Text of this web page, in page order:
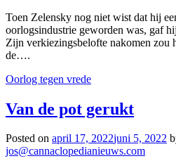
Toen Zelensky nog niet wist dat hij
oorlogsindustrie geworden was, gaf
Zijn verkiezingsbelofte nakomen zou
de….
Oorlog tegen vrede
Van de pot gerukt
Posted on april 17, 2022juni 5, 2022
jos@cannaclopedianieuws.com